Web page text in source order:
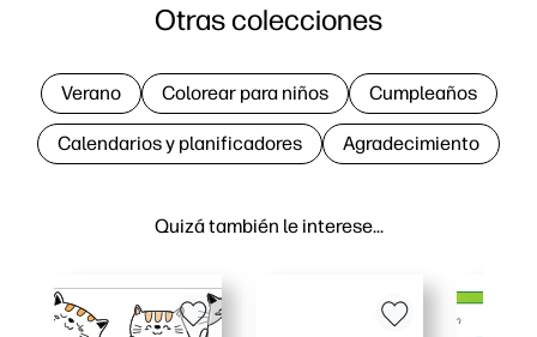
Quizá también le interese…
Otras colecciones
Verano Colorear para niños Cumpleaños
Calendarios y planificadores Agradecimiento